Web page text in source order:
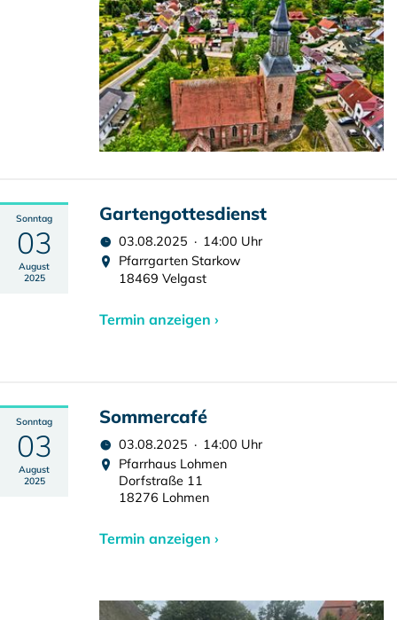
Sonntag
03
August
2025
Gartengottesdienst
03.08.2025 · 14:00 Uhr
Pfarrgarten Starkow
18469 Velgast
Termin anzeigen ›
Sonntag
03
August
2025
Sommercafé
03.08.2025 · 14:00 Uhr
Pfarrhaus Lohmen
Dorfstraße 11
18276 Lohmen
Termin anzeigen ›